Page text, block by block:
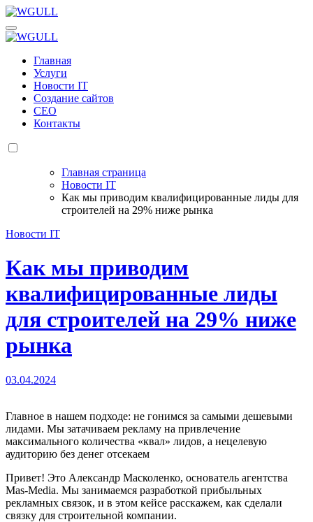
Перейти
к
содержанию
WGULL
Белая чайка - создание и продвижение сайтов
Белая чайка - создание и продвижение сайтов
Главная
Услуги
Новости IT
Создание сайтов
СЕО
Контакты
Главная страница
Новости IT
Как мы приводим квалифицированные лиды для
строителей на 29% ниже рынка
Новости IT
Как мы приводим
квалифицированные лиды
для строителей на 29% ниже
рынка
03.04.2024
Главное в нашем подходе: не гонимся за самыми дешевыми
лидами. Мы затачиваем рекламу на привлечение
максимального количества «квал» лидов, а нецелевую
аудиторию без денег отсекаем
Привет! Это Александр Масколенко, основатель агентства
Mas-Media. Мы занимаемся разработкой прибыльных
рекламных связок, и в этом кейсе расскажем, как сделали
связку для строительной компании.